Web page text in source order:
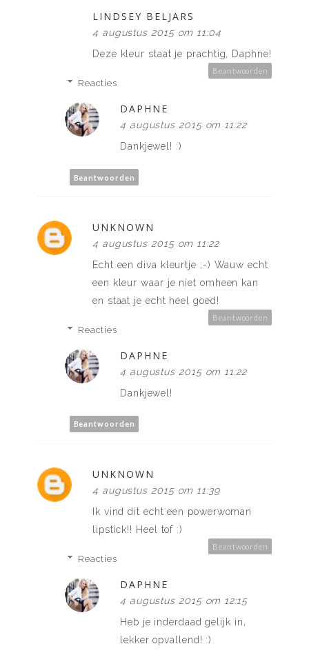
LINDSEY BELJARS
4 augustus 2015 om 11:04
Deze kleur staat je prachtig, Daphne!
Beantwoorden
Reacties
DAPHNE
4 augustus 2015 om 11:22
Dankjewel! :)
Beantwoorden
UNKNOWN
4 augustus 2015 om 11:22
Echt een diva kleurtje ;-) Wauw echt
een kleur waar je niet omheen kan
en staat je echt heel goed!
Beantwoorden
Reacties
DAPHNE
4 augustus 2015 om 11:22
Dankjewel!
Beantwoorden
UNKNOWN
4 augustus 2015 om 11:39
Ik vind dit echt een powerwoman
lipstick!! Heel tof :)
Beantwoorden
Reacties
DAPHNE
4 augustus 2015 om 12:15
Heb je inderdaad gelijk in,
lekker opvallend! :)